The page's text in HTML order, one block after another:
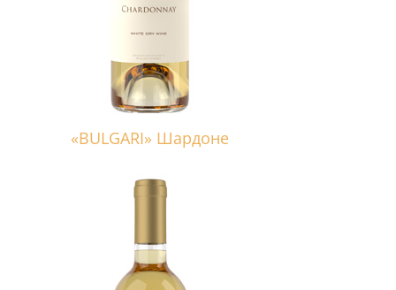
«BULGARI» Шардоне